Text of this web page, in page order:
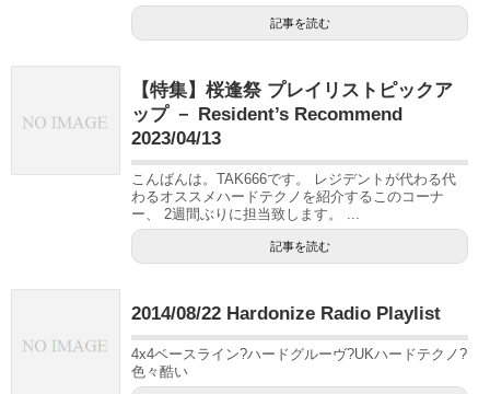
記事を読む
【特集】桜逢祭 プレイリストピックア
ップ － Resident’s Recommend
2023/04/13
こんばんは。TAK666です。 レジデントが代わる代
わるオススメハードテクノを紹介するこのコーナ
ー、 2週間ぶりに担当致します。 ...
記事を読む
2014/08/22 Hardonize Radio Playlist
4x4ベースライン?ハードグルーヴ?UKハードテクノ?
色々酷い